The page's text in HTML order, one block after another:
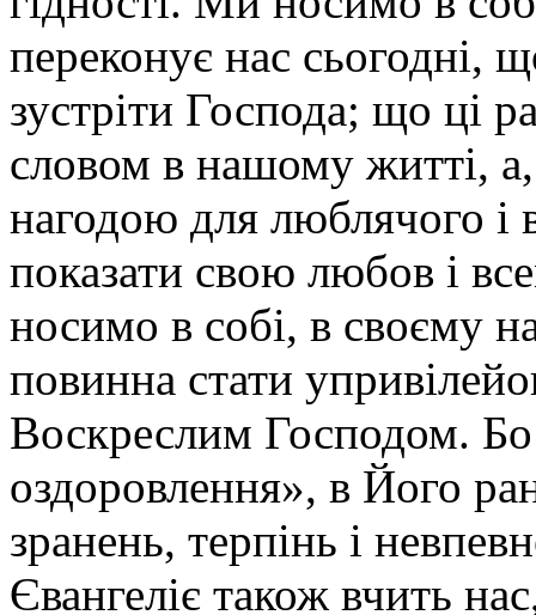
переконує нас сьогодні,
зустріти Господа; що ці
словом в нашому житті,
нагодою для люблячого і
показати свою любов і
носимо в собі, в своєму
повинна стати
Воскреслим Господом.
оздоровлення», в Його
зранень, терпінь і
Євангеліє також вчить